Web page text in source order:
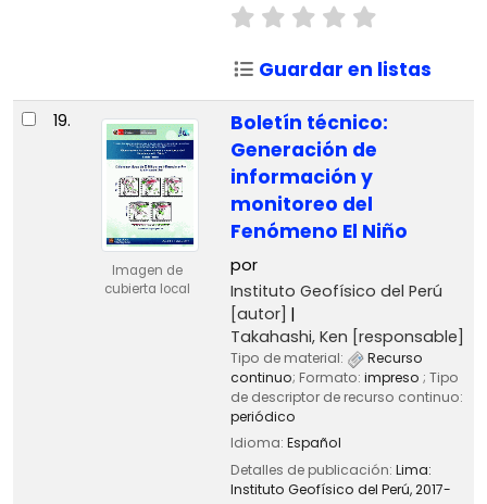
Guardar en listas
19.
Imagen de
cubierta local
Boletín técnico:
Generación de
información y
monitoreo del
Fenómeno El Niño
por
Instituto Geofísico del Perú
[autor]
Takahashi, Ken [responsable]
Tipo de material:
Recurso
continuo; Formato: impreso ; Tipo
de descriptor de recurso continuo:
periódico
Idioma: Español
Detalles de publicación: Lima:
Instituto Geofísico del Perú,2017-